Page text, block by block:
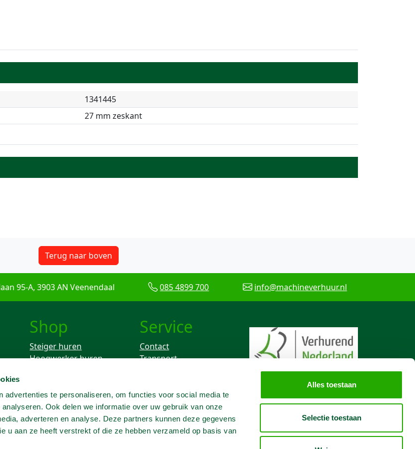
advertenties te personaliseren, om functies voor social media te
Ook delen we informatie over uw gebruik van onze
adverteren en analyse. Deze partners kunnen deze gegevens
u aan ze heeft verstrekt of die ze hebben verzameld op basis van
Alles toestaan
Selectie toestaan
1341445
27 mm zeskant
Terug naar boven
95-A, 3903 AN Veenendaal 085 4899 700 info@machineverhuur.nl
Shop
Steiger huren
Hoogwerker huren
Knikarm hoogwerker
huren
Telescoophoogwerker
huren
Service
Contact
Transport